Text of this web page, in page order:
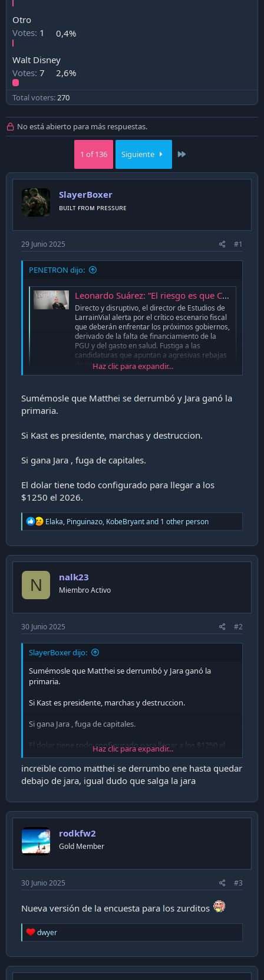
Otro
Votes: 1 0,4%
Walt Disney
Votes: 7 2,6%
Total voters 270
No está abierto para más respuestas.
1 of 136 Siguiente
SlayerBoxer
ʙᴜɪʟᴛ ғʀᴏᴍ ᴘʀᴇssᴜʀᴇ
29 Junio 2025 #1
PENETRON dijo:
Leonardo Suárez: “El riesgo es que Chile se transforme en Grecia o en la Argentina kirchnerista, con políticos que no ven la bola de nieve fiscal que viene” - La Tercera
Directo y disruptivo, el director de Estudios de
LarrainVial alerta por el crítico escenario fiscal
que deberán enfrentar los próximos gobiernos,
derivado de la falta de financiamiento de la
PGU y del gasto en salud. Fustiga a las
candidaturas que apuntan a agresivas rebajas
de impuestos sin...
www.latercera.com
Haz clic para expandir...
Sumémosle que Matthei se derrumbó y Jara ganó la
primaria.
Si Kast es presidente, marchas y destruccion.
Si gana Jara , fuga de capitales.
El dolar tiene todo configurado para llegar a los
$1250 el 2026.
R
e
c
t
s
Elaka, Pinguinazo, KobeBryantand 1 other person
N nalk23
Miembro Activo
30 Junio 2025 #2
SlayerBoxer dijo:
Sumémosle que Matthei se derrumbó y Jara ganó la
primaria.
Si Kast es presidente, marchas y destruccion.
Si gana Jara , fuga de capitales.
El dolar tiene todo configurado para llegar a los $1250 el
2026.
Haz clic para expandir...
increible como matthei se derrumbo ene hasta quedar
debajo de jara, igual dudo que salga la jara
rodkfw2
Gold Member
30 Junio 2025 #3
Nueva versión de la encuesta para los zurditos
R
e
c
t
dwyer